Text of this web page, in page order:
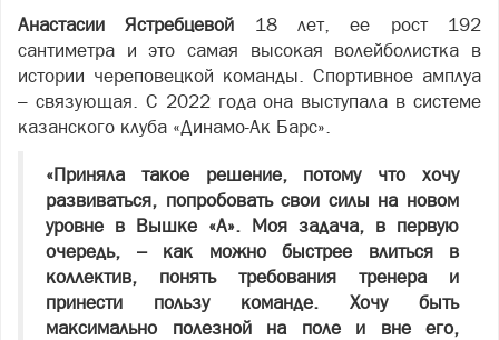
Анастасии Ястребцевой 18 лет, ее рост 192
сантиметра и это самая высокая волейболистка в
истории череповецкой команды. Спортивное амплуа
– связующая. С 2022 года она выступала в системе
казанского клуба «Динамо-Ак Барс».
«Приняла такое решение, потому что хочу
развиваться, попробовать свои силы на новом
уровне в Вышке «А». Моя задача, в первую
очередь, – как можно быстрее влиться в
коллектив, понять требования тренера и
принести пользу команде. Хочу быть
максимально полезной на поле и вне его,